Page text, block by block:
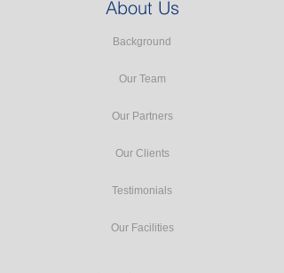
About Us
Background
Our Team
Our Partners
Our Clients
Testimonials
Our Facilities